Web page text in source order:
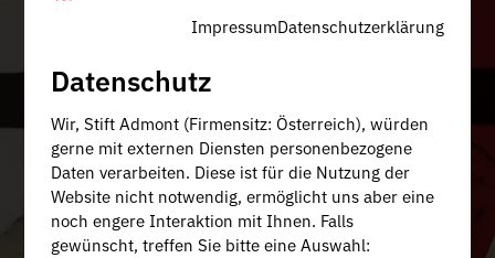
ImpressumDatenschutzerklärung
Datenschutz
Wir, Stift Admont (Firmensitz: Österreich), würden
gerne mit externen Diensten personenbezogene
Daten verarbeiten. Diese ist für die Nutzung der
Website nicht notwendig, ermöglicht uns aber eine
noch engere Interaktion mit Ihnen. Falls
gewünscht, treffen Sie bitte eine Auswahl: